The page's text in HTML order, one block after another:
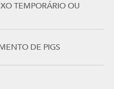
TEMPORÁRIO OU
DE PIGS